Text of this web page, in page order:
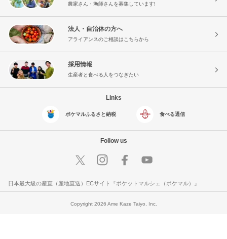
農家さん・漁師さんを募集しています!
法人・自治体の方へ
アライアンスのご相談はこちらから
採用情報
生産者と食べる人をつなぎたい
Links
ポケマルふるさと納税 食べる通信
Follow us
日本最大級の産直（産地直送）ECサイト『ポケットマルシェ（ポケマル）』
Copyright 2026 Ame Kaze Taiyo, Inc.